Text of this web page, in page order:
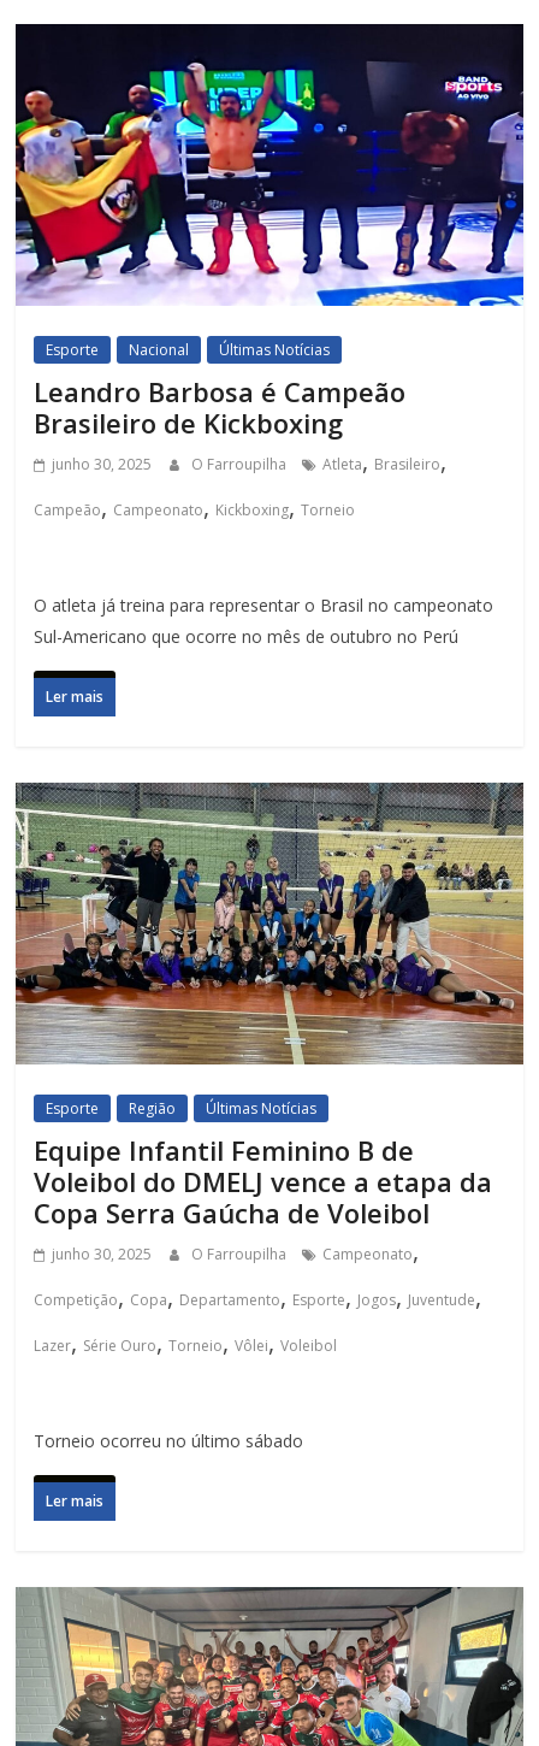
Esporte Nacional Últimas Notícias
Leandro Barbosa é Campeão
Brasileiro de Kickboxing
junho 30, 2025 O Farroupilha Atleta, Brasileiro,
Campeão, Campeonato, Kickboxing,Torneio
O atleta já treina para representar o Brasil no campeonato
Sul-Americano que ocorre no mês de outubro no Perú
Ler mais
Esporte Região Últimas Notícias
Equipe Infantil Feminino B de
Voleibol do DMELJ vence a etapa da
Copa Serra Gaúcha de Voleibol
junho 30, 2025 O Farroupilha Campeonato,
Competição, Copa, Departamento, Esporte, Jogos, Juventude,
Lazer, Série Ouro,Torneio,Vôlei,Voleibol
Torneio ocorreu no último sábado
Ler mais